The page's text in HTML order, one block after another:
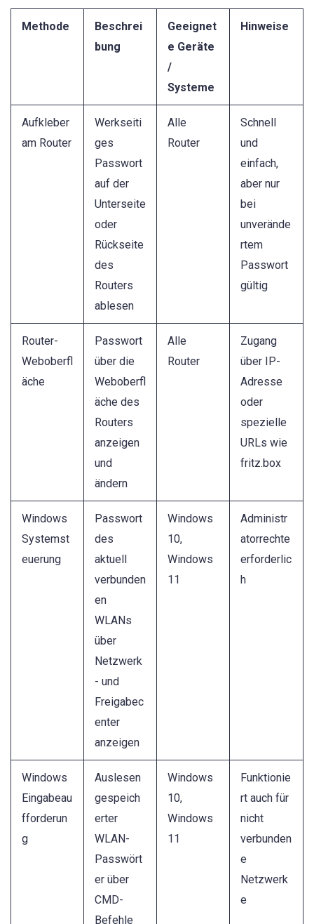
Methode
Beschrei
bung
Geeignet
e Geräte
/
Systeme
Hinweise
Aufkleber
am Router
Werkseiti
ges
Passwort
auf der
Unterseite
oder
Rückseite
des
Routers
ablesen
Alle
Router
Schnell
und
einfach,
aber nur
bei
unverände
rtem
Passwort
gültig
Router-
Weboberfl
äche
Passwort
über die
Weboberfl
äche des
Routers
anzeigen
und
ändern
Alle
Router
Zugang
über IP-
Adresse
oder
spezielle
URLs wie
fritz.box
Windows
Systemst
euerung
Passwort
des
aktuell
verbunden
en
WLANs
über
Netzwerk
- und
Freigabec
enter
anzeigen
Windows
10,
Windows
11
Administr
atorrechte
erforderlic
h
Windows
Eingabeau
fforderun
g
Auslesen
gespeich
erter
WLAN-
Passwört
er über
CMD-
Befehle
Windows
10,
Windows
11
Funktionie
rt auch für
nicht
verbunden
e
Netzwerk
e